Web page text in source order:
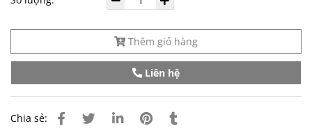
Thêm giỏ hàng
Liên hệ
Chia sẻ: